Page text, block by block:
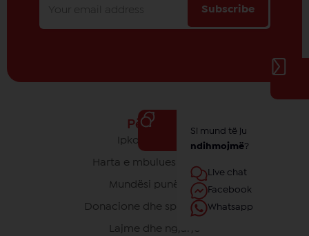
Subscribe
Për IPKO
Ipko - Rrethi yt
Harta e mbulueshmërisë
Mundësi punësimi
Donacione dhe sponsorime
Lajme dhe ngjarje
Si mund të ju
ndihmojmë?
Live chat
Facebook
Whatsapp